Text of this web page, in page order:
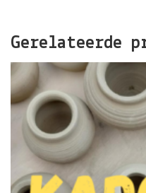
Gerelateerde